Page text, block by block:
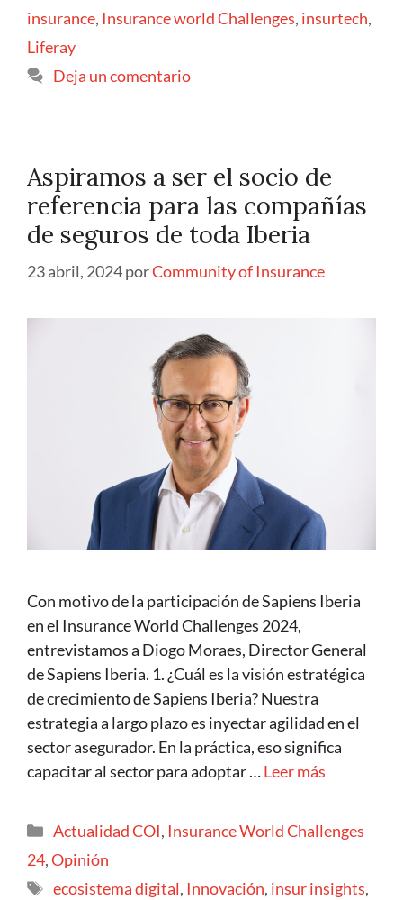
insurance, Insurance world Challenges, insurtech,
Liferay
Deja un comentario
Aspiramos a ser el socio de
referencia para las compañías
de seguros de toda Iberia
23 abril, 2024porCommunity of Insurance
Con motivo de la participación de Sapiens Iberia
en el Insurance World Challenges 2024,
entrevistamos a Diogo Moraes, Director General
de Sapiens Iberia. 1. ¿Cuál es la visión estratégica
de crecimiento de Sapiens Iberia? Nuestra
estrategia a largo plazo es inyectar agilidad en el
sector asegurador. En la práctica, eso significa
capacitar al sector para adoptar …Leer más
Actualidad COI, Insurance World Challenges
24,Opinión
ecosistema digital, Innovación, insur insights,